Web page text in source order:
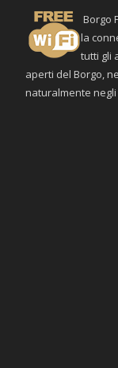
Borgo
la
tutti gli
aperti del Borgo,
naturalmente